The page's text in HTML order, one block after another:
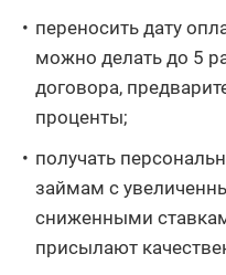
переносить дату
можно делать до 5
договора,
проценты;
получать
займам с
сниженными
присылают